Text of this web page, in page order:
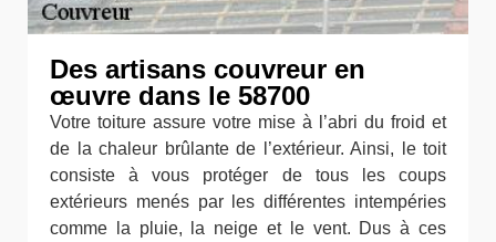
Des artisans couvreur en
œuvre dans le 58700
Votre toiture assure votre mise à l’abri du froid et
de la chaleur brûlante de l’extérieur. Ainsi, le toit
consiste à vous protéger de tous les coups
extérieurs menés par les différentes intempéries
comme la pluie, la neige et le vent. Dus à ces